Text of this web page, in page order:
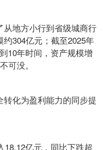
地方小行到省级城商行
304亿元；截至2025年
10年时间，资产规模增
可没。
化为盈利能力的同步提
18.12亿元，同比下跌超